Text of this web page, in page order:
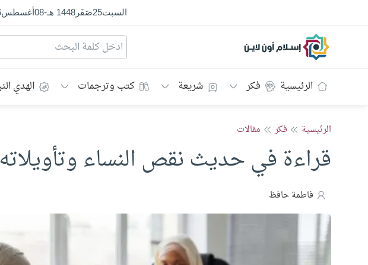
السبت25صَفَر1448 هـ -
08أغسطس
إسلام أون لاين
الرئيسية فكر شريعة كتب وترجمات الهدي
الرئيسية فكر مقالات
قراءة في حديث نقص النساء وتأويلاته
فاطمة حافظ